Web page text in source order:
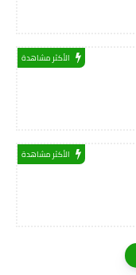
الأكثر مشاهدة
الأكثر مشاهدة